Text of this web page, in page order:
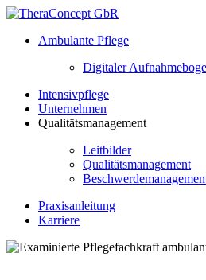
Ambulante Pflege
Digitaler
Intensivpflege
Unternehmen
Qualitätsmanagement
Leitbilder
Qualitätsmanagement
Praxisanleitung
Karriere